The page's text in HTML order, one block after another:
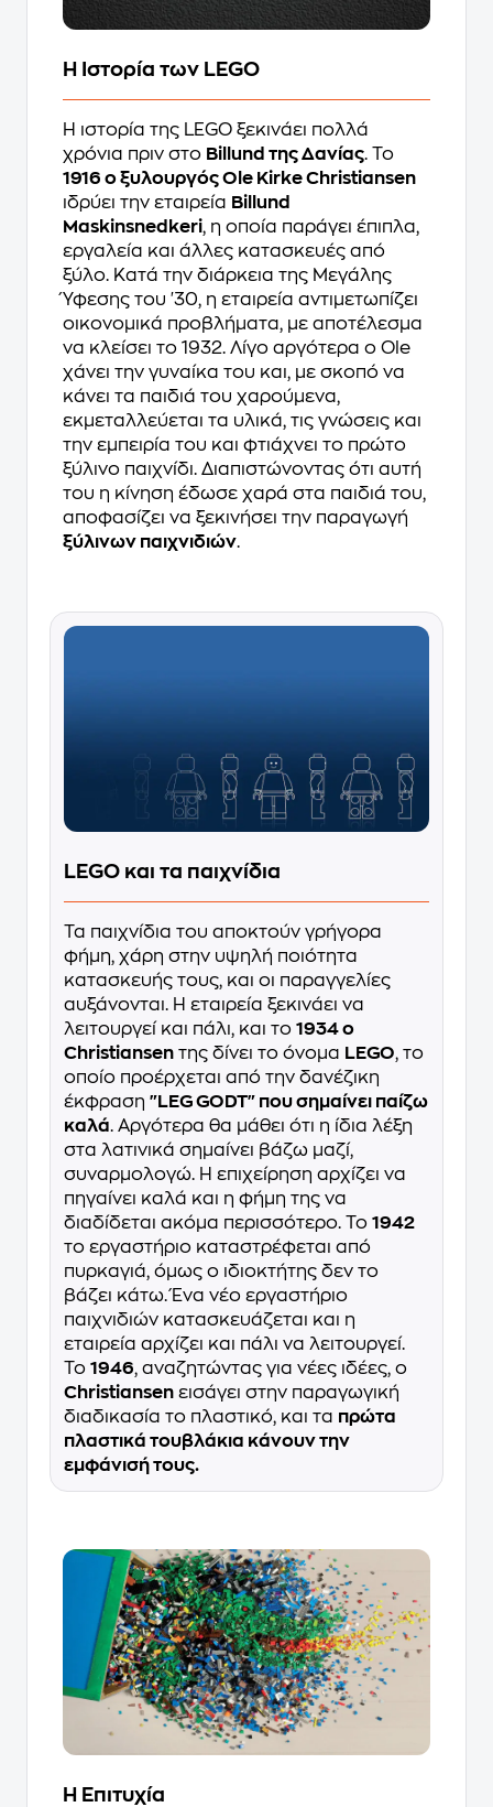
Η Ιστορία των LEGO
Η ιστορία της LEGO ξεκινάει πολλά
χρόνια πριν στο Billund της Δανίας. Το
1916 ο ξυλουργός Ole Kirke Christiansen
ιδρύει την εταιρεία Billund
Maskinsnedkeri, η οποία παράγει έπιπλα,
εργαλεία και άλλες κατασκευές από
ξύλο. Κατά την διάρκεια της Μεγάλης
Ύφεσης του '30, η εταιρεία αντιμετωπίζει
οικονομικά προβλήματα, με αποτέλεσμα
να κλείσει το 1932. Λίγο αργότερα ο Ole
χάνει την γυναίκα του και, με σκοπό να
κάνει τα παιδιά του χαρούμενα,
εκμεταλλεύεται τα υλικά, τις γνώσεις και
την εμπειρία του και φτιάχνει το πρώτο
ξύλινο παιχνίδι. Διαπιστώνοντας ότι αυτή
του η κίνηση έδωσε χαρά στα παιδιά του,
αποφασίζει να ξεκινήσει την παραγωγή
ξύλινων παιχνιδιών.
LEGO και τα παιχνίδια
Τα παιχνίδια του αποκτούν γρήγορα
φήμη, χάρη στην υψηλή ποιότητα
κατασκευής τους, και οι παραγγελίες
αυξάνονται. Η εταιρεία ξεκινάει να
λειτουργεί και πάλι, και το 1934 ο
Christiansen της δίνει το όνομα LEGO, το
οποίο προέρχεται από την δανέζικη
έκφραση "LEG GODT" που σημαίνει παίζω
καλά. Αργότερα θα μάθει ότι η ίδια λέξη
στα λατινικά σημαίνει βάζω μαζί,
συναρμολογώ. Η επιχείρηση αρχίζει να
πηγαίνει καλά και η φήμη της να
διαδίδεται ακόμα περισσότερο. Το 1942
το εργαστήριο καταστρέφεται από
πυρκαγιά, όμως ο ιδιοκτήτης δεν το
βάζει κάτω. Ένα νέο εργαστήριο
παιχνιδιών κατασκευάζεται και η
εταιρεία αρχίζει και πάλι να λειτουργεί.
Το 1946, αναζητώντας για νέες ιδέες, ο
Christiansen εισάγει στην παραγωγική
διαδικασία το πλαστικό, και τα πρώτα
πλαστικά τουβλάκια κάνουν την
εμφάνισή τους.
Η Επιτυχία